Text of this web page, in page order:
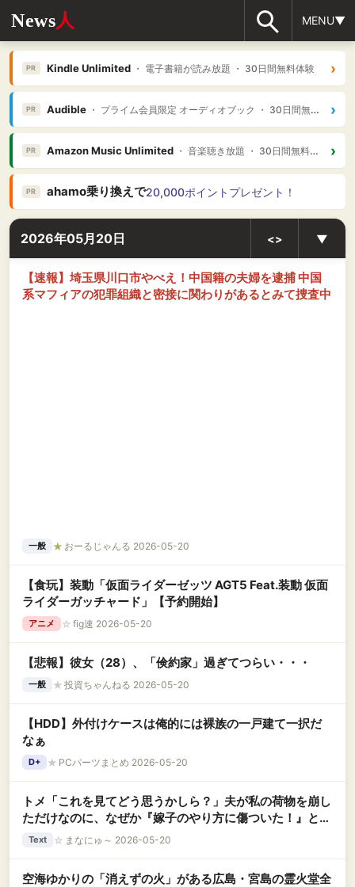
News人 MENU▼
PR Kindle Unlimited・ 電子書籍が読み放題 ・ 30日間無料体験 ›
PR Audible・ プライム会員限定 オーディオブック ・ 30日間無料体験 ›
PR Amazon Music Unlimited・ 音楽聴き放題 ・ 30日間無料体験 ›
PR ahamo乗り換えで20,000ポイントプレゼント！
2026年05月20日 <> ▼
【速報】埼玉県川口市やべえ！中国籍の夫婦を逮捕 中国
系マフィアの犯罪組織と密接に関わりがあるとみて捜査中
一般 ★ おーるじゃんる 2026-05-20
【食玩】装動「仮面ライダーゼッツ AGT5 Feat.装動 仮面
ライダーガッチャード」【予約開始】
アニメ ☆ fig速 2026-05-20
【悲報】彼女（28）、「倹約家」過ぎてつらい・・・
一般 ★ 投資ちゃんねる 2026-05-20
【HDD】外付けケースは俺的には裸族の一戸建て一択だ
なぁ
D+ ★ PCパーツまとめ 2026-05-20
トメ「これを見てどう思うかしら？」夫が私の荷物を崩し
ただけなのに、なぜか『嫁子のやり方に傷ついた！』と謎
の説教を始める姑。下手くそな一人芝居を完全無視して秒
Text ☆ まなにゅ～ 2026-05-20
空海ゆかりの「消えずの火」がある広島・宮島の霊火堂全